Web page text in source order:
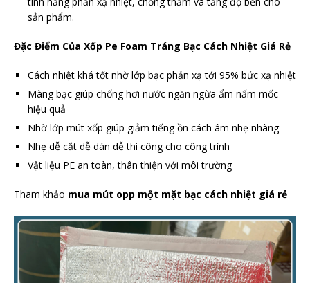
sản phẩm.
Đặc Điểm Của Xốp Pe Foam Tráng Bạc Cách Nhiệt Giá Rẻ
Cách nhiệt khá tốt nhờ lớp bạc phản xạ tới 95% bức xạ nhiệt
Màng bạc giúp chống hơi nước ngăn ngừa ẩm nấm mốc
hiệu quả
Nhờ lớp mút xốp giúp giảm tiếng ồn cách âm nhẹ nhàng
Nhẹ dễ cắt dễ dán dễ thi công cho công trình
Vật liệu PE an toàn, thân thiện với môi trường
Tham khảo mua mút opp một mặt bạc cách nhiệt giá rẻ